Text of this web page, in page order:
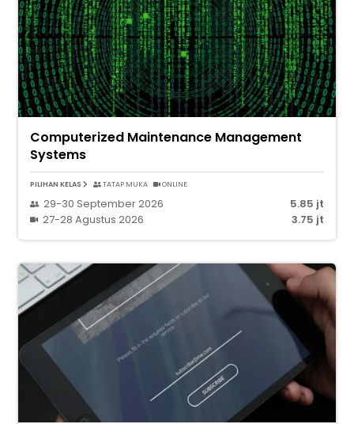
Computerized Maintenance Management
Systems
PILIHAN KELAS TATAP MUKA ONLINE
29-30 September 2026
5.85 jt
27-28 Agustus 2026
3.75 jt